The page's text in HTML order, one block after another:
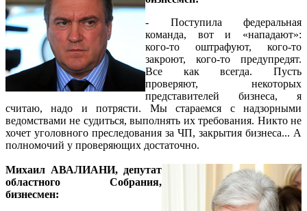
- Поступила федеральная
команда, вот и «нападают»:
кого-то оштрафуют, кого-то
закроют, кого-то предупредят.
Все как всегда. Пусть
проверяют, некоторых
представителей бизнеса, я
считаю, надо и потрясти. Мы стараемся с надзорными
ведомствами не судиться, выполнять их требования. Никто не
хочет уголовного преследования за ЧП, закрытия бизнеса... А
полномочий у проверяющих достаточно.
Михаил АВАЛИАНИ, депутат
областного Собрания,
бизнесмен: